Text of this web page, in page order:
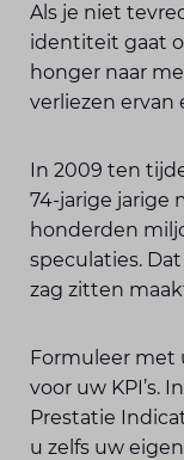
Als je niet
identiteit gaat
honger naar
verliezen ervan
In 2009 ten
74-jarige jarige
honderden
speculaties.
zag zitten
Formuleer met
voor uw KPI’s.
Prestatie
u zelfs uw